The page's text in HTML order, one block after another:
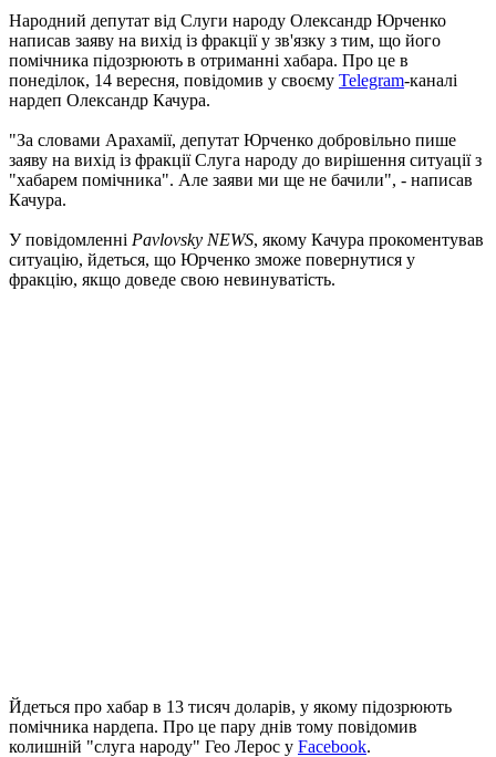
Народний депутат від Слуги народу Олександр Юрченко
написав заяву на вихід із фракції у зв'язку з тим, що його
помічника підозрюють в отриманні хабара. Про це в
понеділок, 14 вересня, повідомив у своєму Telegram-каналі
нардеп Олександр Качура.
"За словами Арахамії, депутат Юрченко добровільно пише
заяву на вихід із фракції Слуга народу до вирішення ситуації з
"хабарем помічника". Але заяви ми ще не бачили", - написав
Качура.
У повідомленні Pavlovsky NEWS, якому Качура прокоментував
ситуацію, йдеться, що Юрченко зможе повернутися у
фракцію, якщо доведе свою невинуватість.
Йдеться про хабар в 13 тисяч доларів, у якому підозрюють
помічника нардепа. Про це пару днів тому повідомив
колишній "слуга народу" Гео Лерос у Facebook.